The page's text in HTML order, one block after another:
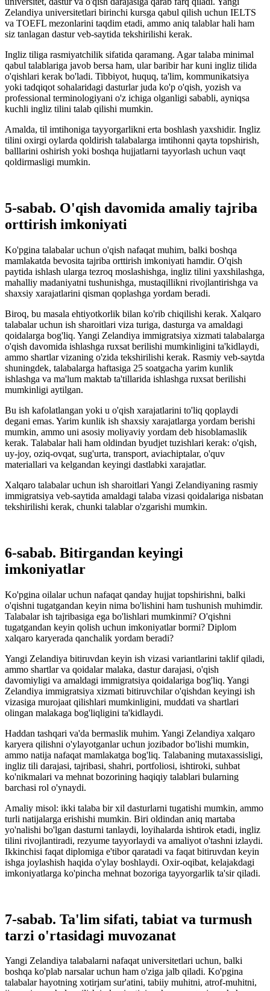
Zelandiya universitetlari birinchi kursga qabul qilish uchun IELTS
va TOEFL mezonlarini taqdim etadi, ammo aniq talablar hali ham
siz tanlagan dastur veb-saytida tekshirilishi kerak.
Ingliz tiliga rasmiyatchilik sifatida qaramang. Agar talaba minimal
qabul talablariga javob bersa ham, ular baribir har kuni ingliz tilida
o'qishlari kerak bo'ladi. Tibbiyot, huquq, ta'lim, kommunikatsiya
yoki tadqiqot sohalaridagi dasturlar juda ko'p o'qish, yozish va
professional terminologiyani o'z ichiga olganligi sababli, ayniqsa
kuchli ingliz tilini talab qilishi mumkin.
Amalda, til imtihoniga tayyorgarlikni erta boshlash yaxshidir. Ingliz
tilini oxirgi oylarda qoldirish talabalarga imtihonni qayta topshirish,
balllarini oshirish yoki boshqa hujjatlarni tayyorlash uchun vaqt
qoldirmasligi mumkin.
5-sabab. O'qish davomida amaliy tajriba
orttirish imkoniyati
Ko'pgina talabalar uchun o'qish nafaqat muhim, balki boshqa
mamlakatda bevosita tajriba orttirish imkoniyati hamdir. O'qish
paytida ishlash ularga tezroq moslashishga, ingliz tilini yaxshilashga,
mahalliy madaniyatni tushunishga, mustaqillikni rivojlantirishga va
shaxsiy xarajatlarini qisman qoplashga yordam beradi.
Biroq, bu masala ehtiyotkorlik bilan ko'rib chiqilishi kerak. Xalqaro
talabalar uchun ish sharoitlari viza turiga, dasturga va amaldagi
qoidalarga bog'liq. Yangi Zelandiya immigratsiya xizmati talabalarga
o'qish davomida ishlashga ruxsat berilishi mumkinligini ta'kidlaydi,
ammo shartlar vizaning o'zida tekshirilishi kerak. Rasmiy veb-saytda
shuningdek, talabalarga haftasiga 25 soatgacha yarim kunlik
ishlashga va ma'lum maktab ta'tillarida ishlashga ruxsat berilishi
mumkinligi aytilgan.
Bu ish kafolatlangan yoki u o'qish xarajatlarini to'liq qoplaydi
degani emas. Yarim kunlik ish shaxsiy xarajatlarga yordam berishi
mumkin, ammo uni asosiy moliyaviy yordam deb hisoblamaslik
kerak. Talabalar hali ham oldindan byudjet tuzishlari kerak: o'qish,
uy-joy, oziq-ovqat, sug'urta, transport, aviachiptalar, o'quv
materiallari va kelgandan keyingi dastlabki xarajatlar.
Xalqaro talabalar uchun ish sharoitlari Yangi Zelandiyaning rasmiy
immigratsiya veb-saytida amaldagi talaba vizasi qoidalariga nisbatan
tekshirilishi kerak, chunki talablar o'zgarishi mumkin.
6-sabab. Bitirgandan keyingi
imkoniyatlar
Ko'pgina oilalar uchun nafaqat qanday hujjat topshirishni, balki
o'qishni tugatgandan keyin nima bo'lishini ham tushunish muhimdir.
Talabalar ish tajribasiga ega bo'lishlari mumkinmi? O'qishni
tugatgandan keyin qolish uchun imkoniyatlar bormi? Diplom
xalqaro karyerada qanchalik yordam beradi?
Yangi Zelandiya bitiruvdan keyin ish vizasi variantlarini taklif qiladi,
ammo shartlar va qoidalar malaka, dastur darajasi, o'qish
davomiyligi va amaldagi immigratsiya qoidalariga bog'liq. Yangi
Zelandiya immigratsiya xizmati bitiruvchilar o'qishdan keyingi ish
vizasiga murojaat qilishlari mumkinligini, muddati va shartlari
olingan malakaga bog'liqligini ta'kidlaydi.
Haddan tashqari va'da bermaslik muhim. Yangi Zelandiya xalqaro
karyera qilishni o'ylayotganlar uchun jozibador bo'lishi mumkin,
ammo natija nafaqat mamlakatga bog'liq. Talabaning mutaxassisligi,
ingliz tili darajasi, tajribasi, shahri, portfoliosi, ishtiroki, suhbat
ko'nikmalari va mehnat bozorining haqiqiy talablari bularning
barchasi rol o'ynaydi.
Amaliy misol: ikki talaba bir xil dasturlarni tugatishi mumkin, ammo
turli natijalarga erishishi mumkin. Biri oldindan aniq martaba
yo'nalishi bo'lgan dasturni tanlaydi, loyihalarda ishtirok etadi, ingliz
tilini rivojlantiradi, rezyume tayyorlaydi va amaliyot o'tashni izlaydi.
Ikkinchisi faqat diplomiga e'tibor qaratadi va faqat bitiruvdan keyin
ishga joylashish haqida o'ylay boshlaydi. Oxir-oqibat, kelajakdagi
imkoniyatlarga ko'pincha mehnat bozoriga tayyorgarlik ta'sir qiladi.
7-sabab. Ta'lim sifati, tabiat va turmush
tarzi o'rtasidagi muvozanat
Yangi Zelandiya talabalarni nafaqat universitetlari uchun, balki
boshqa ko'plab narsalar uchun ham o'ziga jalb qiladi. Ko'pgina
talabalar hayotning xotirjam sur'atini, tabiiy muhitni, atrof-muhitni,